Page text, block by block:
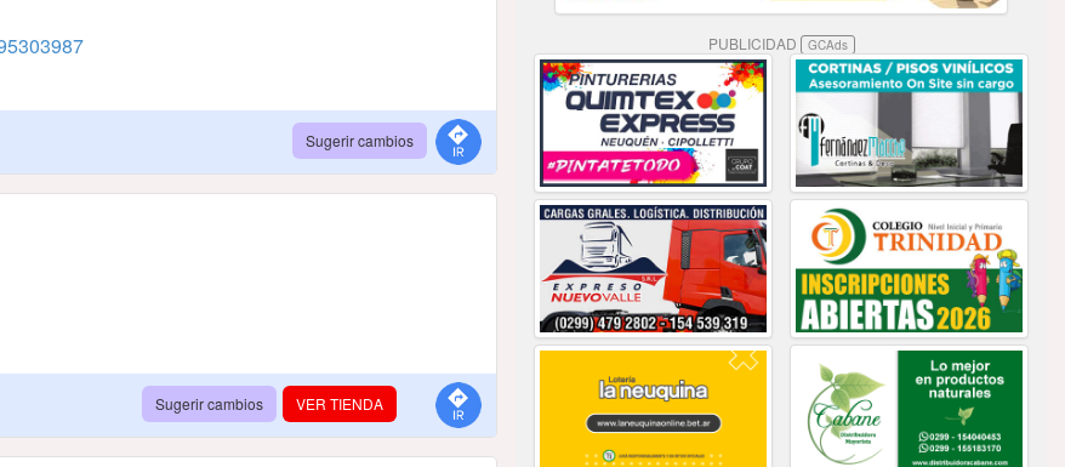
Sugerir cambios
VER TIENDA
Sugerir cambios
PUBLICIDAD GCAds